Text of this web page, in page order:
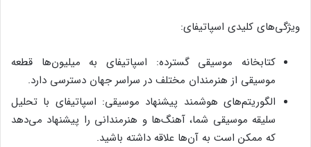
ویژگی‌های کلیدی اسپاتیفای:
کتابخانه موسیقی گسترده: اسپاتیفای به میلیون‌ها قطعه
موسیقی از هنرمندان مختلف در سراسر جهان دسترسی دارد.
الگوریتم‌های هوشمند پیشنهاد موسیقی: اسپاتیفای با تحلیل
سلیقه موسیقی شما، آهنگ‌ها و هنرمندانی را پیشنهاد می‌دهد
که ممکن است به آن‌ها علاقه داشته باشید.